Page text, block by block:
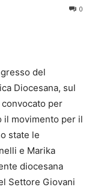
0
del
Diocesana, sul
convocato per
il movimento per il
state le
e Marika
diocesana
Settore Giovani